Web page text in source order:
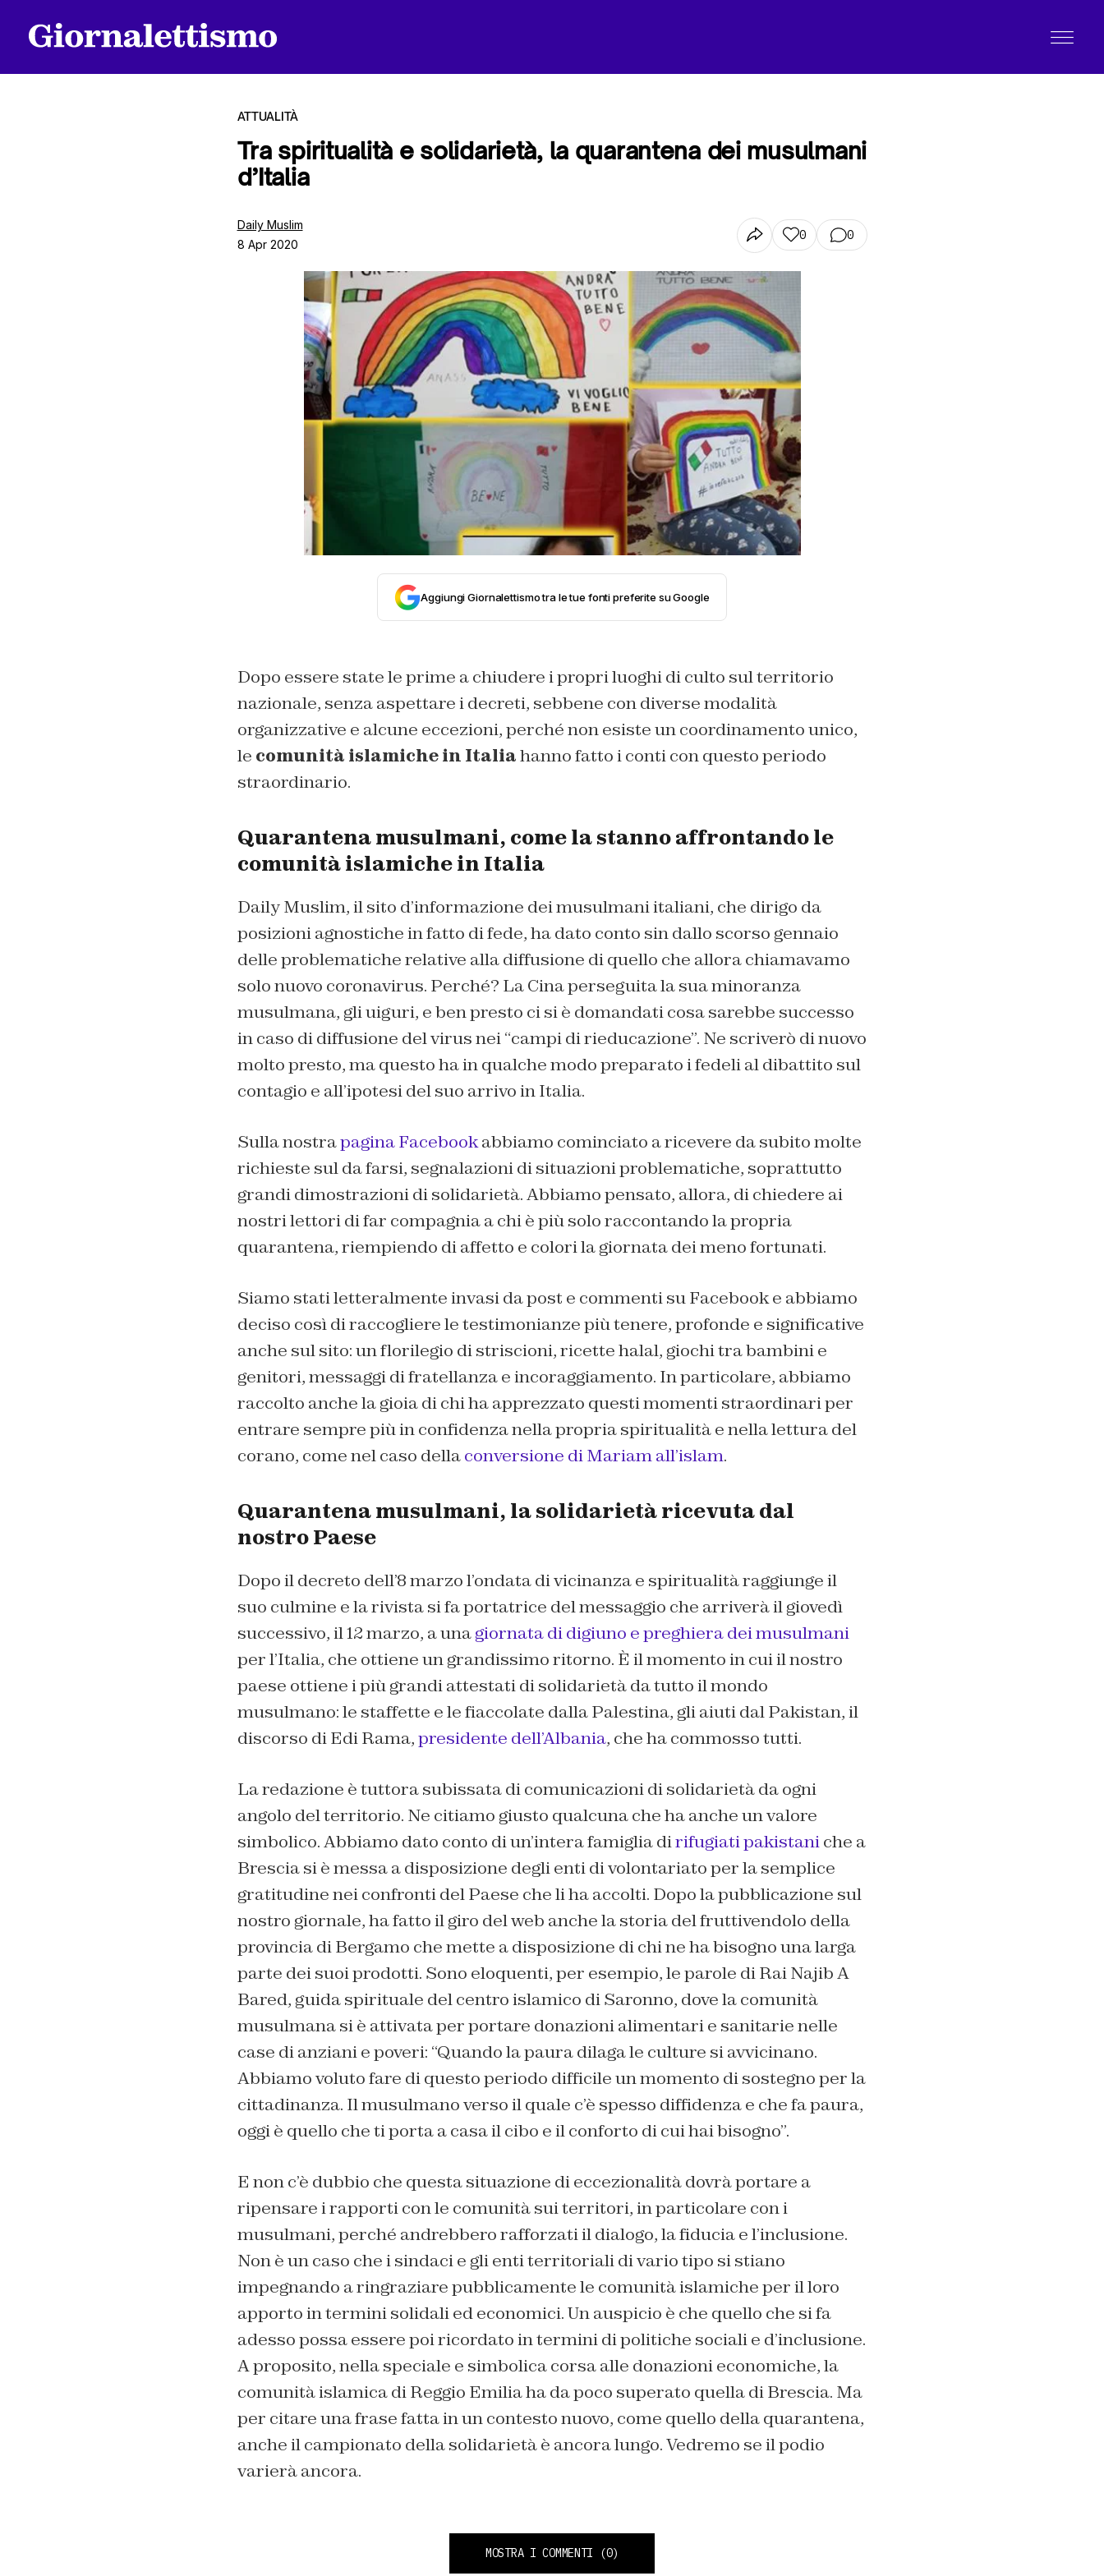
ATTUALITÀ
Tra spiritualità e solidarietà, la quarantena dei musulmani
d’Italia
Daily Muslim
8 Apr 2020
0 0
Aggiungi Giornalettismo tra le tue fonti preferite su Google
Dopo essere state le prime a chiudere i propri luoghi di culto sul territorio
nazionale, senza aspettare i decreti, sebbene con diverse modalità
organizzative e alcune eccezioni, perché non esiste un coordinamento unico,
le comunità islamiche in Italiahanno fatto i conti con questo periodo
straordinario.
Quarantena musulmani, come la stanno affrontando le
comunità islamiche in Italia
Daily Muslim, il sito d’informazione dei musulmani italiani, che dirigo da
posizioni agnostiche in fatto di fede, ha dato conto sin dallo scorso gennaio
delle problematiche relative alla diffusione di quello che allora chiamavamo
solo nuovo coronavirus. Perché? La Cina perseguita la sua minoranza
musulmana, gli uiguri, e ben presto ci si è domandati cosa sarebbe successo
in caso di diffusione del virus nei “campi di rieducazione”. Ne scriverò di nuovo
molto presto, ma questo ha in qualche modo preparato i fedeli al dibattito sul
contagio e all’ipotesi del suo arrivo in Italia.
Sulla nostrapagina Facebookabbiamo cominciato a ricevere da subito molte
richieste sul da farsi, segnalazioni di situazioni problematiche, soprattutto
grandi dimostrazioni di solidarietà. Abbiamo pensato, allora, di chiedere ai
nostri lettori di far compagnia a chi è più solo raccontando la propria
quarantena, riempiendo di affetto e colori la giornata dei meno fortunati.
Siamo stati letteralmente invasi da post e commenti su Facebook e abbiamo
deciso così di raccogliere le testimonianze più tenere, profonde e significative
anche sul sito: un florilegio di striscioni, ricette halal, giochi tra bambini e
genitori, messaggi di fratellanza e incoraggiamento. In particolare, abbiamo
raccolto anche la gioia di chi ha apprezzato questi momenti straordinari per
entrare sempre più in confidenza nella propria spiritualità e nella lettura del
corano, come nel caso dellaconversione di Mariam all’islam.
Quarantena musulmani, la solidarietà ricevuta dal
nostro Paese
Dopo il decreto dell’8 marzo l’ondata di vicinanza e spiritualità raggiunge il
suo culmine e la rivista si fa portatrice del messaggio che arriverà il giovedì
successivo, il 12 marzo, a unagiornata di digiuno e preghiera dei musulmani
per l’Italia, che ottiene un grandissimo ritorno. È il momento in cui il nostro
paese ottiene i più grandi attestati di solidarietà da tutto il mondo
musulmano: le staffette e le fiaccolate dalla Palestina, gli aiuti dal Pakistan, il
discorso di Edi Rama,presidente dell’Albania, che ha commosso tutti.
La redazione è tuttora subissata di comunicazioni di solidarietà da ogni
angolo del territorio. Ne citiamo giusto qualcuna che ha anche un valore
simbolico. Abbiamo dato conto di un’intera famiglia dirifugiati pakistaniche a
Brescia si è messa a disposizione degli enti di volontariato per la semplice
gratitudine nei confronti del Paese che li ha accolti. Dopo la pubblicazione sul
nostro giornale, ha fatto il giro del web anche la storia del fruttivendolo della
provincia di Bergamo che mette a disposizione di chi ne ha bisogno una larga
parte dei suoi prodotti. Sono eloquenti, per esempio, le parole di Rai Najib A
Bared, guida spirituale del centro islamico di Saronno, dove la comunità
musulmana si è attivata per portare donazioni alimentari e sanitarie nelle
case di anziani e poveri: “Quando la paura dilaga le culture si avvicinano.
Abbiamo voluto fare di questo periodo difficile un momento di sostegno per la
cittadinanza. Il musulmano verso il quale c’è spesso diffidenza e che fa paura,
oggi è quello che ti porta a casa il cibo e il conforto di cui hai bisogno”.
E non c’è dubbio che questa situazione di eccezionalità dovrà portare a
ripensare i rapporti con le comunità sui territori, in particolare con i
musulmani, perché andrebbero rafforzati il dialogo, la fiducia e l’inclusione.
Non è un caso che i sindaci e gli enti territoriali di vario tipo si stiano
impegnando a ringraziare pubblicamente le comunità islamiche per il loro
apporto in termini solidali ed economici. Un auspicio è che quello che si fa
adesso possa essere poi ricordato in termini di politiche sociali e d’inclusione.
A proposito, nella speciale e simbolica corsa alle donazioni economiche, la
comunità islamica di Reggio Emilia ha da poco superato quella di Brescia. Ma
per citare una frase fatta in un contesto nuovo, come quello della quarantena,
anche il campionato della solidarietà è ancora lungo. Vedremo se il podio
varierà ancora.
MOSTRA I COMMENTI (0)